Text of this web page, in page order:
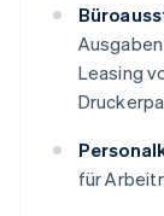
Leasing
für